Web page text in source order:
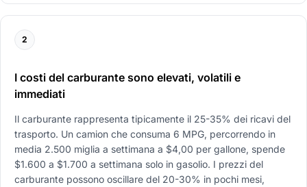
2
I costi del carburante sono elevati, volatili e
immediati
Il carburante rappresenta tipicamente il 25-35% dei ricavi del
trasporto. Un camion che consuma 6 MPG, percorrendo in
media 2.500 miglia a settimana a $4,00 per gallone, spende
$1.600 a $1.700 a settimana solo in gasolio. I prezzi del
carburante possono oscillare del 20-30% in pochi mesi,